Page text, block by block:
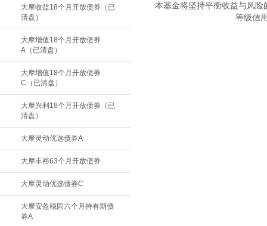
大摩收益18个月开放债券（已
清盘）
大摩增值18个月开放债券
A（已清盘）
大摩增值18个月开放债券
C（已清盘）
大摩兴利18个月开放债券（已
清盘）
大摩灵动优选债券A
大摩丰裕63个月开放债券
大摩灵动优选债券C
大摩安盈稳固六个月持有期债
券A
本基金将坚持平衡收益与风
等级信